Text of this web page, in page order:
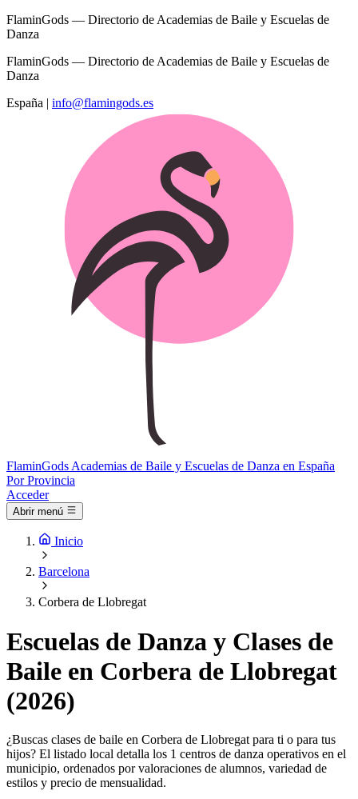
FlaminGods — Directorio de Academias de Baile y Escuelas de
Danza
FlaminGods — Directorio de Academias de Baile y Escuelas de
Danza
España | info@flamingods.es
FlaminGods Academias de Baile y Escuelas de Danza en España
Por Provincia
Acceder
Abrir menú
Inicio
Barcelona
Corbera de Llobregat
Escuelas de Danza y Clases de
Baile en Corbera de Llobregat
(2026)
¿Buscas clases de baile en Corbera de Llobregat para ti o para tus
hijos? El listado local detalla los 1 centros de danza operativos en el
municipio, ordenados por valoraciones de alumnos, variedad de
estilos y precio de mensualidad.